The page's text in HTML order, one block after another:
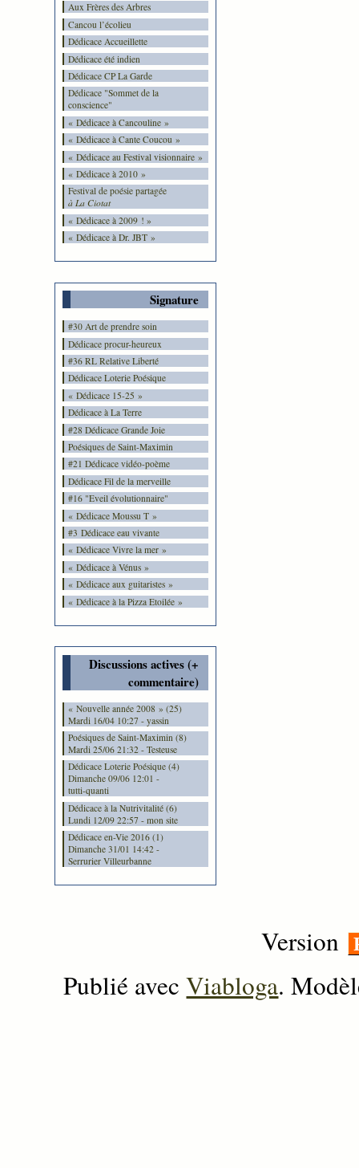
Aux Frères des Arbres
Cancou l’écolieu
Dédicace Accueillette
Dédicace été indien
Dédicace CP La Garde
Dédicace "Sommet de la
conscience"
« Dédicace à Cancouline »
« Dédicace à Cante Coucou »
« Dédicace au Festival visionnaire »
« Dédicace à 2010 »
Festival de poésie partagée
à La Ciotat
« Dédicace à 2009 ! »
« Dédicace à Dr. JBT »
Signature
#30 Art de prendre soin
Dédicace procur-heureux
#36 RL Relative Liberté
Dédicace Loterie Poésique
« Dédicace 15-25 »
Dédicace à La Terre
#28 Dédicace Grande Joie
Poésiques de Saint-Maximin
#21 Dédicace vidéo-poème
Dédicace Fil de la merveille
#16 "Eveil évolutionnaire"
« Dédicace Moussu T »
#3 Dédicace eau vivante
« Dédicace Vivre la mer »
« Dédicace à Vénus »
« Dédicace aux guitaristes »
« Dédicace à la Pizza Etoilée »
Discussions actives (+
commentaire)
« Nouvelle année 2008 » (25)
Mardi 16/04 10:27 - yassin
Poésiques de Saint-Maximin (8)
Mardi 25/06 21:32 - Testeuse
Dédicace Loterie Poésique (4)
Dimanche 09/06 12:01 -
tutti-quanti
Dédicace à la Nutrivitalité (6)
Lundi 12/09 22:57 - mon site
Dédicace en-Vie 2016 (1)
Dimanche 31/01 14:42 -
Serrurier Villeurbanne
Version
Publié avecViabloga.